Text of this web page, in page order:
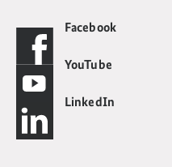
Facebook
YouTube
LinkedIn